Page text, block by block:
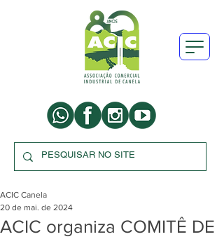
ACIC organiza COMITÊ DE
ACIC Canela
20 de mai. de 2024